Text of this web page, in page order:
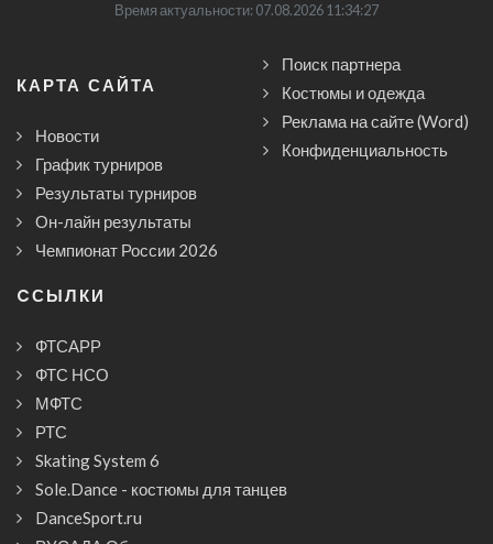
Время актуальности: 07.08.2026 11:34:27
КАРТА САЙТА
Новости
График турниров
Результаты турниров
Он-лайн результаты
Чемпионат России 2026
Поиск партнера
Костюмы и одежда
Реклама на сайте (Word)
Конфиденциальность
CСЫЛКИ
ФТСАРР
ФТС НСО
МФТС
РТС
Skating System 6
Sole.Dance - костюмы для танцев
DanceSport.ru